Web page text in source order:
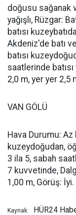
doğusu sağanak
yağışlı, Rüzgar:
batısı
Akdeniz'de batı
batısı
saatlerinde
2,0 m, yer yer 2,5
VAN GÖLÜ
Hava Durumu:
kuzeydoğudan,
3 ila 5, sabah
7 kuvvetinde,
1,00 m, Görüş: İyi.
Kaynak: HÜR24